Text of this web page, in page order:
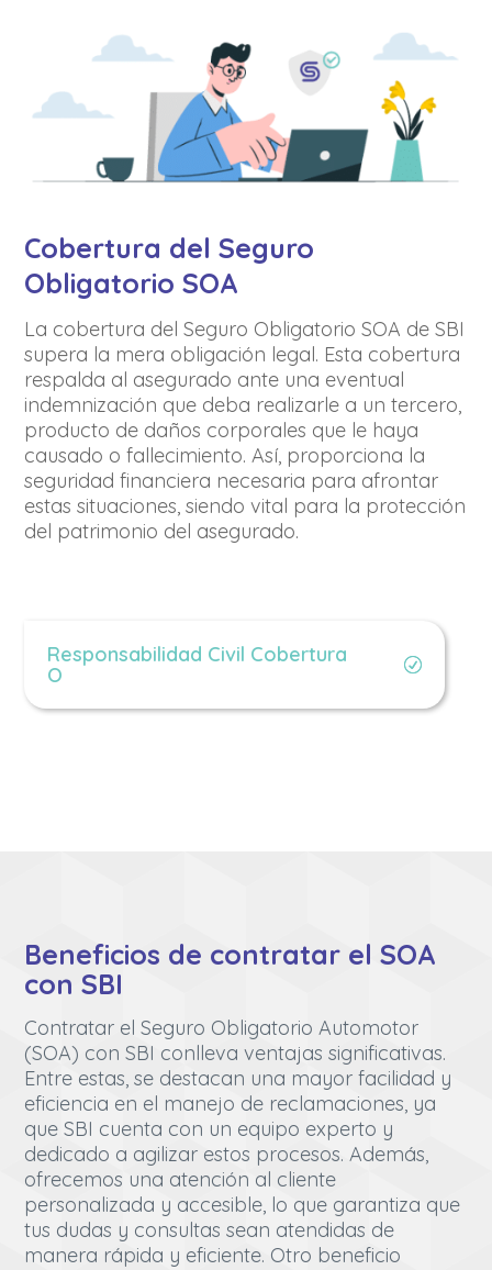
Cobertura del Seguro
Obligatorio SOA
La cobertura del Seguro Obligatorio SOA de SBI
supera la mera obligación legal. Esta cobertura
respalda al asegurado ante una eventual
indemnización que deba realizarle a un tercero,
producto de daños corporales que le haya
causado o fallecimiento. Así, proporciona la
seguridad financiera necesaria para afrontar
estas situaciones, siendo vital para la protección
del patrimonio del asegurado.
Responsabilidad Civil Cobertura
O
Beneficios de contratar el SOA
con SBI
Contratar el Seguro Obligatorio Automotor
(SOA) con SBI conlleva ventajas significativas.
Entre estas, se destacan una mayor facilidad y
eficiencia en el manejo de reclamaciones, ya
que SBI cuenta con un equipo experto y
dedicado a agilizar estos procesos. Además,
ofrecemos una atención al cliente
personalizada y accesible, lo que garantiza que
tus dudas y consultas sean atendidas de
manera rápida y eficiente. Otro beneficio